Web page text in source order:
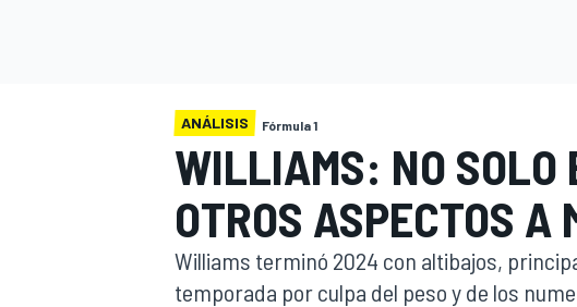
INDYCAR
ANÁLISIS Fórmula 1
WILLIAMS: NO SOLO
OTROS ASPECTOS
Williams terminó 2024 con altibajos,
temporada por culpa del peso y de los